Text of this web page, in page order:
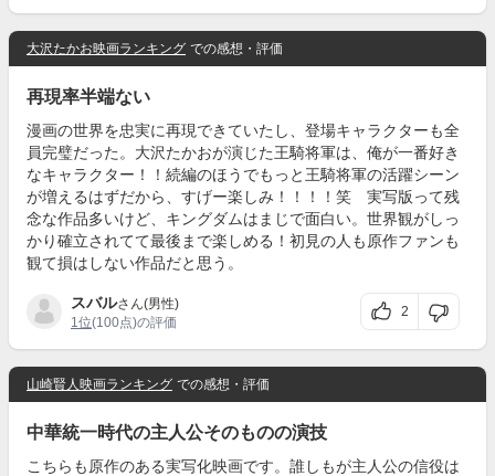
大沢たかお映画ランキング での感想・評価
再現率半端ない
漫画の世界を忠実に再現できていたし、登場キャラクターも全
員完璧だった。大沢たかおが演じた王騎将軍は、俺が一番好き
なキャラクター！！続編のほうでもっと王騎将軍の活躍シーン
が増えるはずだから、すげー楽しみ！！！！笑 実写版って残
念な作品多いけど、キングダムはまじで面白い。世界観がしっ
かり確立されてて最後まで楽しめる！初見の人も原作ファンも
観て損はしない作品だと思う。
スバルさん(男性)
1位(100点)の評価
2
山崎賢人映画ランキング での感想・評価
中華統一時代の主人公そのものの演技
こちらも原作のある実写化映画です。誰しもが主人公の信役は